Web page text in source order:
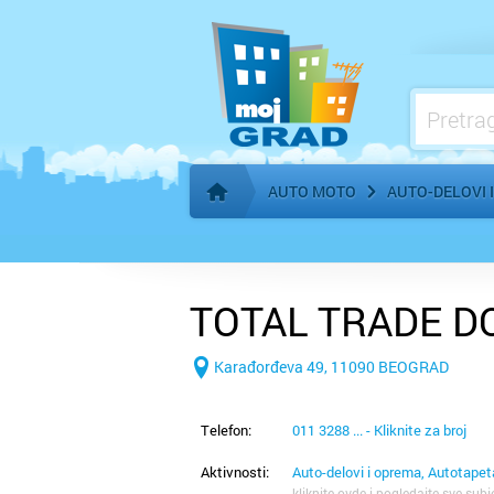
Početna stranica
AUTO MOTO AUTO-DELOVI
TOTAL TRADE
Karađorđeva 49, 11090 BEOGRAD
Telefon: 011 3288 ... - Kliknite za broj
Aktivnosti: Auto-delovi i oprema,